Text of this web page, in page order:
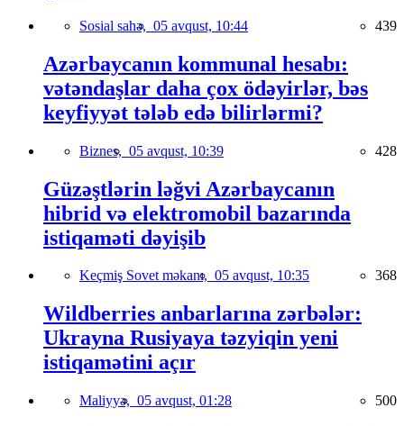
Sosial sahə, 05 avqust, 10:44 439
Azərbaycanın kommunal hesabı:
vətəndaşlar daha çox ödəyirlər, bəs
keyfiyyət tələb edə bilirlərmi?
Biznes, 05 avqust, 10:39 428
Güzəştlərin ləğvi Azərbaycanın
hibrid və elektromobil bazarında
istiqaməti dəyişib
Keçmiş Sovet məkanı, 05 avqust, 10:35 368
Wildberries anbarlarına zərbələr:
Ukrayna Rusiyaya təzyiqin yeni
istiqamətini açır
Maliyyə, 05 avqust, 01:28 500